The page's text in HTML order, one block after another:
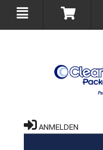
ANMELDEN